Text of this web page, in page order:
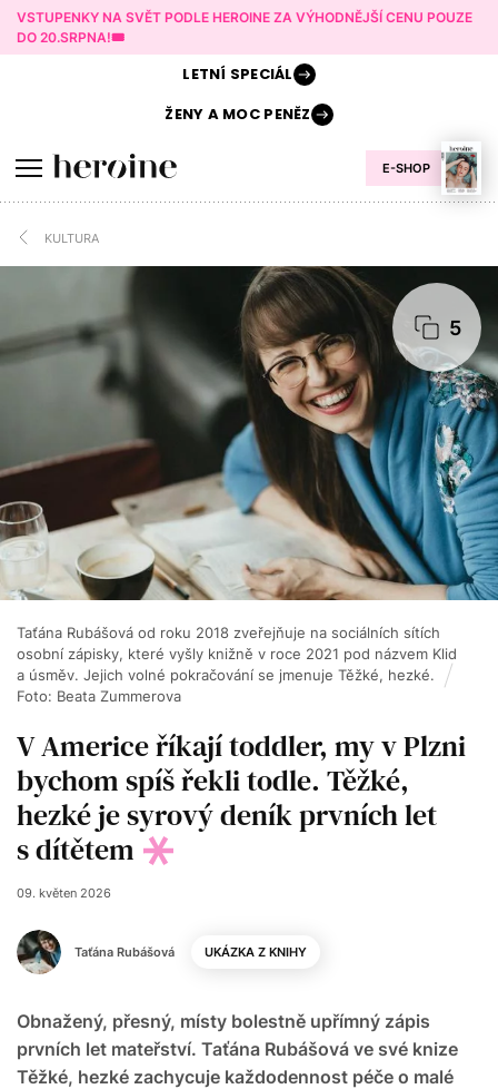
VSTUPENKY NA SVĚT PODLE HEROINE ZA VÝHODNĚJŠÍ CENU POUZE
DO 20.SRPNA!🎟️
E-SHOP
LETNÍ SPECIÁL
ŽENY AMOC PENĚZ
KULTURA
5
Taťána Rubášová od roku 2018 zveřejňuje na sociálních sítích
osobní zápisky, které vyšly knižně v roce 2021 pod názvem Klid
a úsměv. Jejich volné pokračování se jmenuje Těžké, hezké.
Foto: Beata Zummerova
V Americe říkají toddler, my v Plzni
bychom spíš řekli todle. Těžké,
hezké je syrový deník prvních let
s dítětem
Taťána Rubášová
09. květen 2026
UKÁZKA Z KNIHY
Obnažený, přesný, místy bolestně upřímný zápis
prvních let mateřství. Taťána Rubášová ve své knize
Těžké, hezké zachycuje každodennost péče o malé